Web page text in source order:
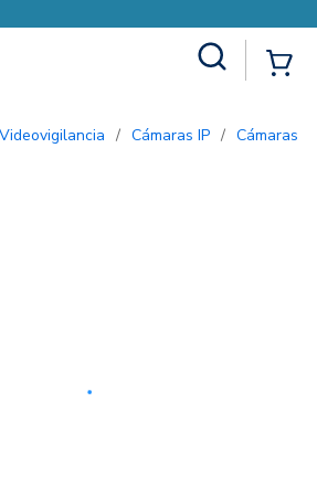
Videovigilancia / Cámaras IP / Cámaras